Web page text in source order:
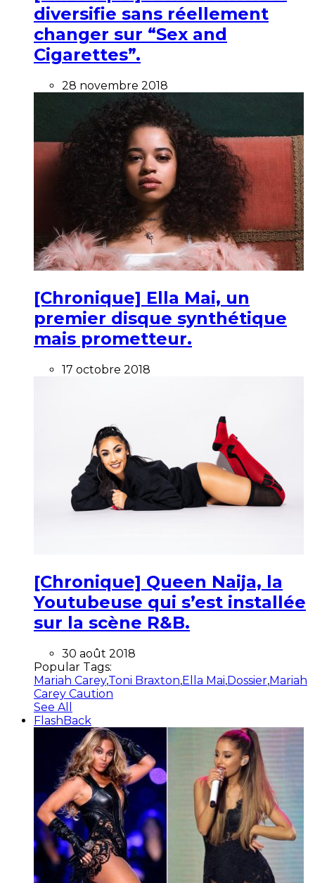
diversifie sans réellement
changer sur “Sex and
Cigarettes”.
28 novembre 2018
[Chronique] Ella Mai, un
premier disque synthétique
mais prometteur.
17 octobre 2018
[Chronique] Queen Naija, la
Youtubeuse qui s’est installée
sur la scène R&B.
30 août 2018
Popular Tags:
Mariah Carey,Toni Braxton,Ella Mai,Dossier,Mariah
Carey Caution
See All
FlashBack